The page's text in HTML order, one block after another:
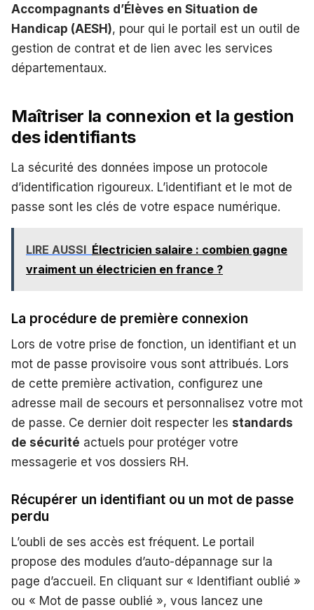
Accompagnants d’Élèves en Situation de
Handicap (AESH), pour qui le portail est un outil de
gestion de contrat et de lien avec les services
départementaux.
Maîtriser la connexion et la gestion
des identifiants
La sécurité des données impose un protocole
d’identification rigoureux. L’identifiant et le mot de
passe sont les clés de votre espace numérique.
LIRE AUSSI Électricien salaire : combien gagne
vraiment un électricien en france ?
La procédure de première connexion
Lors de votre prise de fonction, un identifiant et un
mot de passe provisoire vous sont attribués. Lors
de cette première activation, configurez une
adresse mail de secours et personnalisez votre mot
de passe. Ce dernier doit respecter les standards
de sécurité actuels pour protéger votre
messagerie et vos dossiers RH.
Récupérer un identifiant ou un mot de passe
perdu
L’oubli de ses accès est fréquent. Le portail
propose des modules d’auto-dépannage sur la
page d’accueil. En cliquant sur « Identifiant oublié »
ou « Mot de passe oublié », vous lancez une